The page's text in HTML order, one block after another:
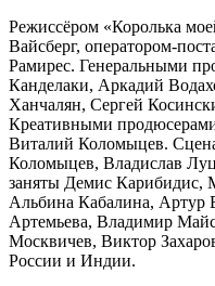
Режиссёром «Королька
Вайсберг, оператором-
Рамирес. Генеральными
Канделаки, Аркадий
Ханчалян, Сергей
Креативными
Виталий Коломыцев.
Коломыцев, Владислав
заняты Демис Карибидис,
Альбина Кабалина, Артур
Артемьева, Владимир
Москвичев, Виктор
России и Индии.